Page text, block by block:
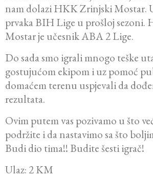
nam dolazi HKK Zrinjski Mostar.
prvaka BIH Lige u prošloj sezoni.
Mostar je učesnik ABA 2 Lige.
Do sada smo igrali mnogo teške
gostujućom ekipom i uz pomoć
domaćem terenu uspjevali da
rezultata.
Ovim putem vas pozivamo u što
podržite i da nastavimo sa što
Budi dio tima!! Budite šesti igrač!
Ulaz: 2 KM